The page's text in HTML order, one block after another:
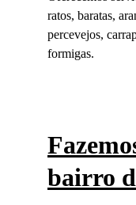
ratos, baratas,
percevejos,
formigas.
bairro